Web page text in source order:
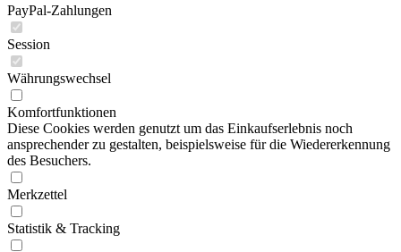
PayPal-Zahlungen
Session
Währungswechsel
Komfortfunktionen
Diese Cookies werden genutzt um das Einkaufserlebnis noch
ansprechender zu gestalten, beispielsweise für die Wiedererkennung
des Besuchers.
Merkzettel
Statistik & Tracking